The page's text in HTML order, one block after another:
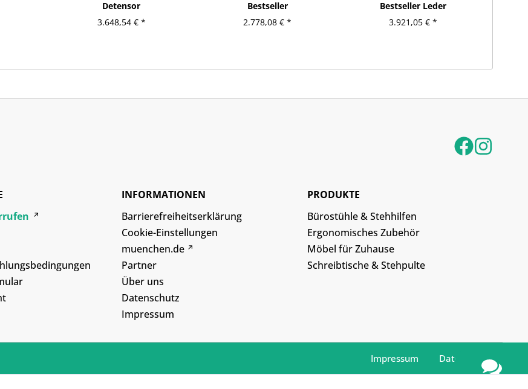
Detensor
3.648,54 € *
Bestseller
2.778,08 € *
Bestseller Leder
3.921,05 € *
INFORMATIONEN
Barrierefreiheitserklärung
Cookie-Einstellungen
muenchen.de
Partner
Über uns
Datenschutz
Impressum
PRODUKTE
Bürostühle & Stehhilfen
Ergonomisches Zubehör
Möbel für Zuhause
Schreibtische & Stehpulte
Impressum Datenschutz